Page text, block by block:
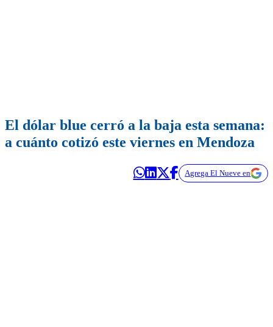
El dólar blue cerró a la baja esta semana:
a cuánto cotizó este viernes en Mendoza
Agrega El Nueve en